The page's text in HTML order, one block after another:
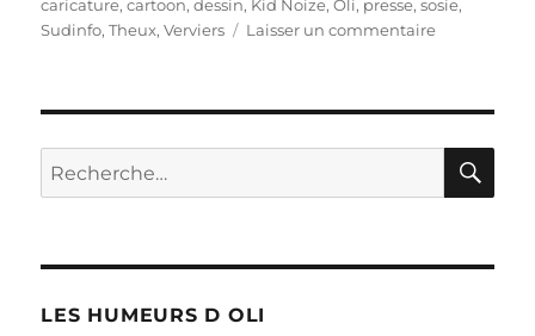
caricature,cartoon,dessin, Kid Noize,Oli, presse,sosie,
Sudinfo,Theux,Verviers Laisser un commentairesur
sosies
Theux
Recherche
pour :
LES HUMEURS D OLI